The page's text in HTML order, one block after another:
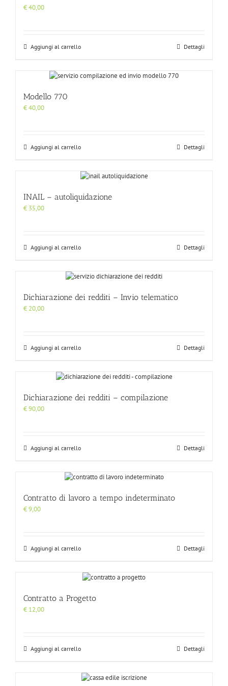
€40,00
Aggiungi al carrello Dettagli
Modello 770
€40,00
Aggiungi al carrello Dettagli
INAIL – autoliquidazione
€ 35,00
Aggiungi al carrello Dettagli
Dichiarazione dei redditi – Invio telematico
€ 20,00
Aggiungi al carrello Dettagli
Dichiarazione dei redditi – compilazione
€90,00
Aggiungi al carrello Dettagli
Contratto di lavoro a tempo indeterminato
€9,00
Aggiungi al carrello Dettagli
Contratto a Progetto
€ 12,00
Aggiungi al carrello Dettagli